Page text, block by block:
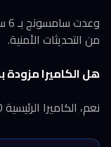
من التحديثات الأمنية.
هل الكاميرا
نعم، الكاميرا الرئيسية 50 ميجابكسل تأتي بمثبت بصري OIS.